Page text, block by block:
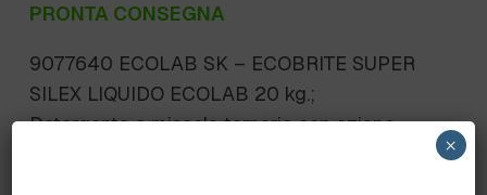
PRONTA CONSEGNA
9077640 ECOLAB SK – ECOBRITE SUPER
SILEX LIQUIDO ECOLAB 20 kg.;
Detergente a miscela ternaria con azione
×